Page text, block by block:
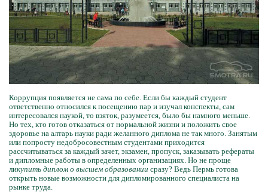
Коррупция появляется не сама по себе. Если бы каждый студент
ответственно относился к посещению пар и изучал конспекты, сам
интересовался наукой, то взяток, разумеется, было бы намного меньше.
Но тех, кто готов отказаться от нормальной жизни и положить свое
здоровье на алтарь науки ради желанного диплома не так много. Занятым
или попросту недобросовестным студентами приходится
рассчитываться за каждый зачет, экзамен, пропуск, заказывать рефераты
и дипломные работы в определенных организациях. Но не проще
ликупить диплом о высшем образовании сразу? Ведь Пермь готова
открыть новые возможности для дипломированного специалиста на
рынке труда.